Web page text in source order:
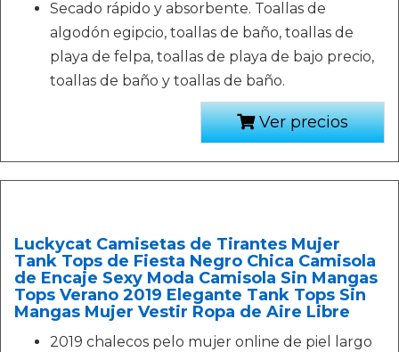
Secado rápido y absorbente. Toallas de
algodón egipcio, toallas de baño, toallas de
playa de felpa, toallas de playa de bajo precio,
toallas de baño y toallas de baño.
Ver precios
Luckycat Camisetas de Tirantes Mujer
Tank Tops de Fiesta Negro Chica Camisola
de Encaje Sexy Moda Camisola Sin Mangas
Tops Verano 2019 Elegante Tank Tops Sin
Mangas Mujer Vestir Ropa de Aire Libre
2019 chalecos pelo mujer online de piel largo